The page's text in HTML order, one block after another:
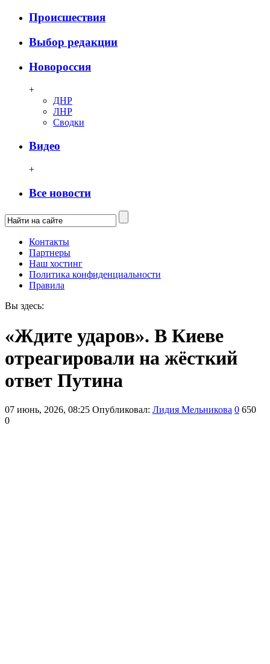
Происшествия
Выбор редакции
Новороссия
+
ДНР
ЛНР
Сводки
Видео
+
Все новости
Контакты
Партнеры
Наш хостинг
Политика конфиденциальности
Правила
Вы здесь:
«Ждите ударов». В Киеве
отреагировали на жёсткий
ответ Путина
07 июнь, 2026, 08:25 Опубликовал: Лидия Мельникова 0 650
0